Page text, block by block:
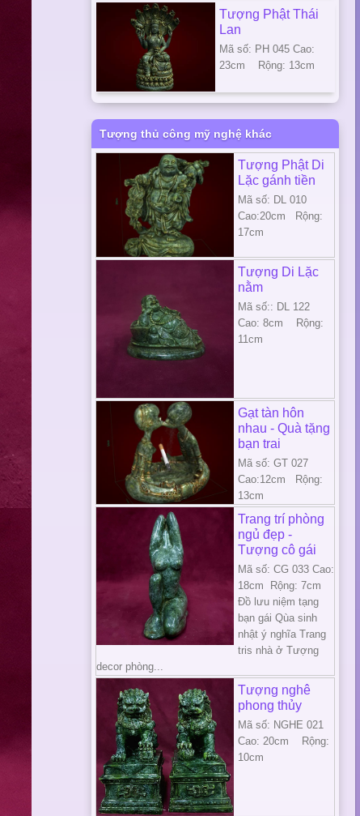
Tượng Phật Thái
Lan
Mã số: PH 045 Cao:
23cm Rộng: 13cm
Tượng thủ công mỹ nghệ khác
Tượng Phật Di
Lặc gánh tiền
Mã số: DL 010
Cao:20cm Rộng:
17cm
Tượng Di Lặc
nằm
Mã số:: DL 122
Cao: 8cm Rộng:
11cm
Gạt tàn hôn
nhau - Quà tặng
bạn trai
Mã số: GT 027
Cao:12cm Rộng:
13cm
Trang trí phòng
ngủ đẹp -
Tượng cô gái
Mã số: CG 033 Cao:
18cm Rộng: 7cm
Đồ lưu niệm tạng
bạn gái Qùa sinh
nhật ý nghĩa Trang
tris nhà ở Tượng
decor phòng...
Tượng nghê
phong thủy
Mã số: NGHE 021
Cao: 20cm Rộng:
10cm